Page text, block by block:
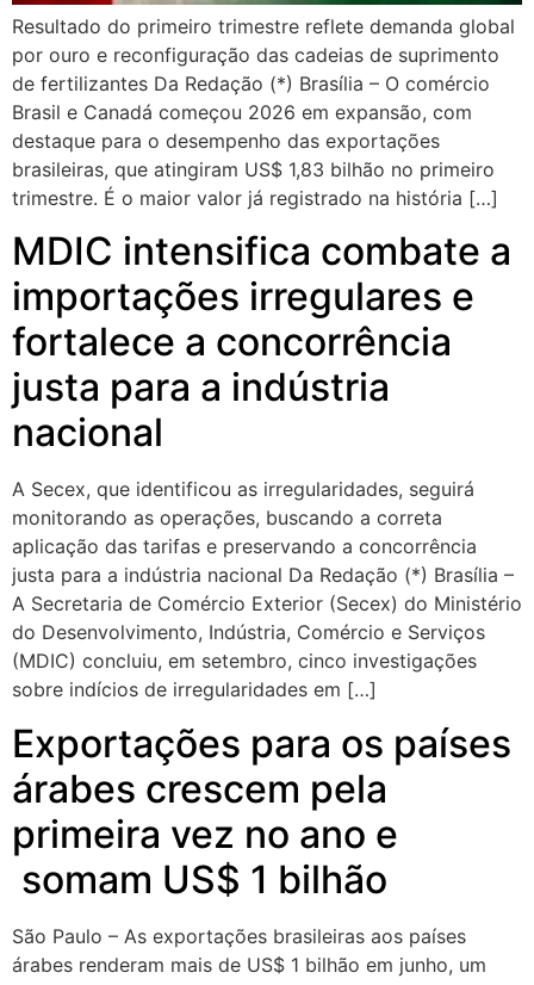
Resultado do primeiro trimestre reflete demanda global
por ouro e reconfiguração das cadeias de suprimento
de fertilizantes Da Redação (*) Brasília – O comércio
Brasil e Canadá começou 2026 em expansão, com
destaque para o desempenho das exportações
brasileiras, que atingiram US$ 1,83 bilhão no primeiro
trimestre. É o maior valor já registrado na história […]
MDIC intensifica combate a
importações irregulares e
fortalece a concorrência
justa para a indústria
nacional
A Secex, que identificou as irregularidades, seguirá
monitorando as operações, buscando a correta
aplicação das tarifas e preservando a concorrência
justa para a indústria nacional Da Redação (*) Brasília –
A Secretaria de Comércio Exterior (Secex) do Ministério
do Desenvolvimento, Indústria, Comércio e Serviços
(MDIC) concluiu, em setembro, cinco investigações
sobre indícios de irregularidades em […]
Exportações para os países
árabes crescem pela
primeira vez no ano e
somam US$ 1 bilhão
São Paulo – As exportações brasileiras aos países
árabes renderam mais de US$ 1 bilhão em junho, um